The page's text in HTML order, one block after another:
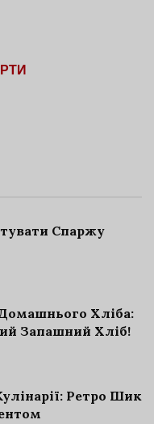
Спаржу
Хліба:
Запашний Хліб!
Ретро Шик